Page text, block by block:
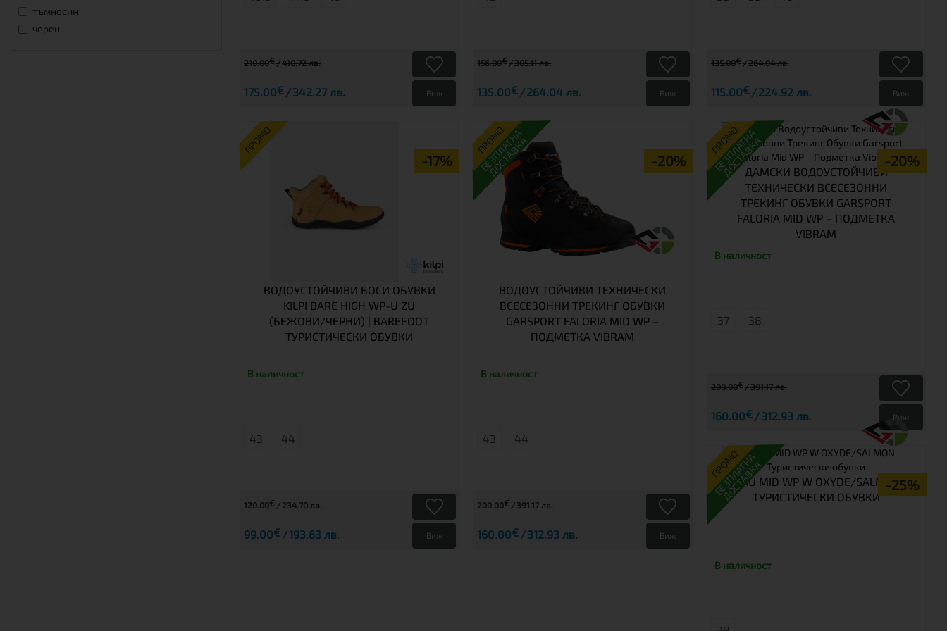
тъмносин
черен
210.00€ 410.72 лв.
175.00€ 342.27 лв. Виж
156.00€ 305.11 лв.
135.00€ 264.04 лв. Виж
135.00€ 264.04 лв.
115.00€ 224.92 лв. Виж
ПРОМО
-17%
ВОДОУСТОЙЧИВИ БОСИ ОБУВКИ
KILPI BARE HIGH WP-U ZU
(БЕЖОВИ/ЧЕРНИ) | BAREFOOT
ТУРИСТИЧЕСКИ ОБУВКИ
В наличност
43 44
120.00€ 234.70 лв.
99.00€ 193.63 лв. Виж
ПРОМО
-20%
БЕЗПЛАТНА
ДОСТАВКА
ВОДОУСТОЙЧИВИ ТЕХНИЧЕСКИ
ВСЕСЕЗОННИ ТРЕКИНГ ОБУВКИ
GARSPORT FALORIA MID WP –
ПОДМЕТКА VIBRAM
В наличност
43 44
200.00€ 391.17 лв.
160.00€ 312.93 лв. Виж
ПРОМО
-20%
БЕЗПЛАТНА
ДОСТАВКАДАМСКИ ВОДОУСТОЙЧИВИ
ТЕХНИЧЕСКИ ВСЕСЕЗОННИ
ТРЕКИНГ ОБУВКИ GARSPORT
FALORIA MID WP – ПОДМЕТКА
VIBRAM
В наличност
37 38
200.00€ 391.17 лв.
160.00€ 312.93 лв. Виж
ПРОМО
-25%
БЕЗПЛАТНА
ДОСТАВКА
GIAU MID WP W OXYDE/SALMON
ТУРИСТИЧЕСКИ ОБУВКИ
В наличност